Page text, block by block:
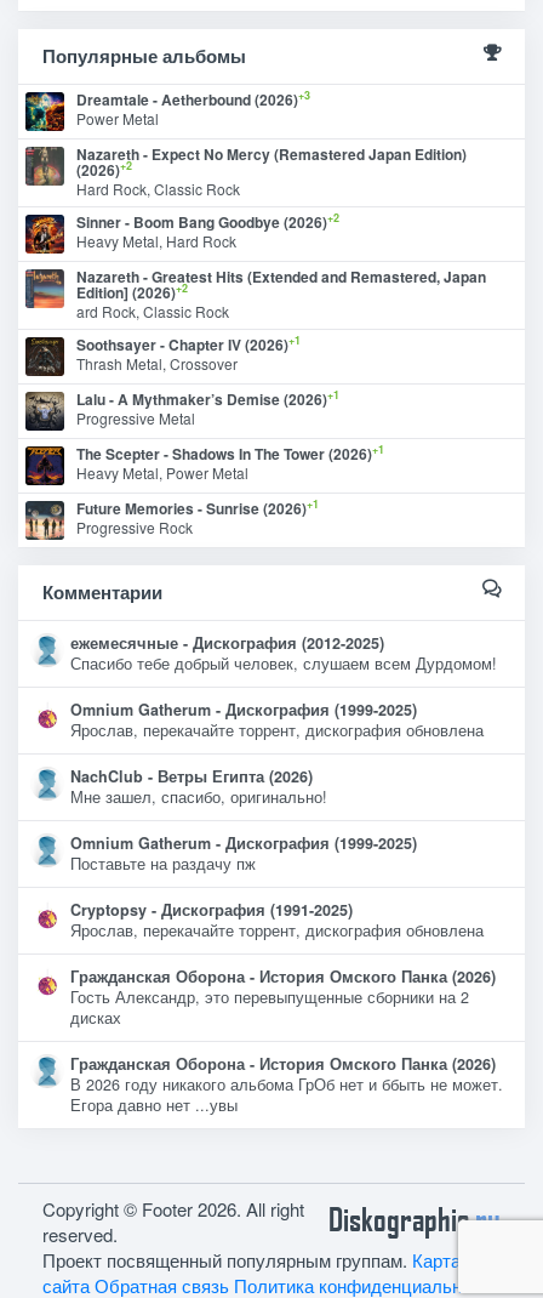
Популярные альбомы
Dreamtale - Aetherbound (2026)+3
Power Metal
Nazareth - Expect No Mercy (Remastered Japan Edition)
(2026)+2
Hard Rock, Classic Rock
Sinner - Boom Bang Goodbye (2026)+2
Heavy Metal, Hard Rock
Nazareth - Greatest Hits (Extended and Remastered, Japan
Edition] (2026)+2
ard Rock, Classic Rock
Soothsayer - Chapter IV (2026)+1
Thrash Metal, Crossover
Lalu - A Mythmaker’s Demise (2026)+1
Progressive Metal
The Scepter - Shadows In The Tower (2026)+1
Heavy Metal, Power Metal
Future Memories - Sunrise (2026)+1
Progressive Rock
Комментарии
ежемесячные - Дискография (2012-2025)
Спасибо тебе добрый человек, слушаем всем Дурдомом!
Omnium Gatherum - Дискография (1999-2025)
Ярослав, перекачайте торрент, дискография обновлена
NachClub - Ветры Египта (2026)
Мне зашел, спасибо, оригинально!
Omnium Gatherum - Дискография (1999-2025)
Поставьте на раздачу пж
Cryptopsy - Дискография (1991-2025)
Ярослав, перекачайте торрент, дискография обновлена
Гражданская Оборона - История Омского Панка (2026)
Гость Александр, это перевыпущенные сборники на 2
дисках
Гражданская Оборона - История Омского Панка (2026)
В 2026 году никакого альбома ГрОб нет и ббыть не может.
Егора давно нет ...увы
Diskographieru
Copyright © Footer 2026. All right
reserved.
Проект посвященный популярным группам. Карта
сайтаОбратная связь Политика конфиденциальности